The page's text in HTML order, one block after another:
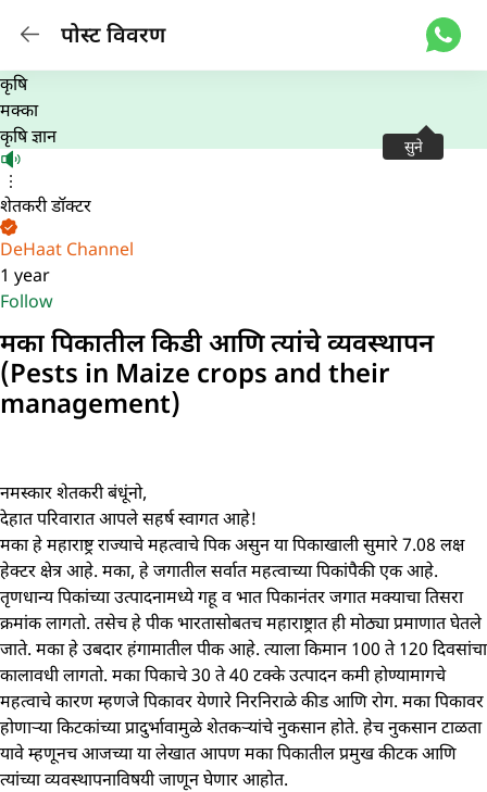
पोस्ट विवरण
सुने
कृषि
मक्का
कृषि ज्ञान
शेतकरी डॉक्टर
DeHaat Channel
1 year
Follow
मका पिकातील किडी आणि त्यांचे व्यवस्थापन
(Pests in Maize crops and their
management)
नमस्कार शेतकरी बंधूंनो,
देहात परिवारात आपले सहर्ष स्वागत आहे!
मका हे महाराष्ट्र राज्याचे महत्वाचे पिक असुन या पिकाखाली सुमारे 7.08 लक्ष
हेक्टर क्षेत्र आहे. मका, हे जगातील सर्वात महत्वाच्या पिकांपैकी एक आहे.
तृणधान्य पिकांच्या उत्पादनामध्ये गहू व भात पिकानंतर जगात मक्याचा तिसरा
क्रमांक लागतो. तसेच हे पीक भारतासोबतच महाराष्ट्रात ही मोठ्या प्रमाणात घेतले
जाते. मका हे उबदार हंगामातील पीक आहे. त्याला किमान 100 ते 120 दिवसांचा
कालावधी लागतो. मका पिकाचे 30 ते 40 टक्के उत्पादन कमी होण्यामागचे
महत्वाचे कारण म्हणजे पिकावर येणारे निरनिराळे कीड आणि रोग. मका पिकावर
होणाऱ्या किटकांच्या प्रादुर्भावामुळे शेतकऱ्यांचे नुकसान होते. हेच नुकसान टाळता
यावे म्हणूनच आजच्या या लेखात आपण मका पिकातील प्रमुख कीटक आणि
त्यांच्या व्यवस्थापनाविषयी जाणून घेणार आहोत.